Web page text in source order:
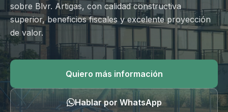
Contacto
Hablar por WhatsApp
sobre Blvr. Artigas, con calidad constructiva
superior, beneficios fiscales y excelente proyección
de valor.
Quiero más información
Hablar por WhatsApp